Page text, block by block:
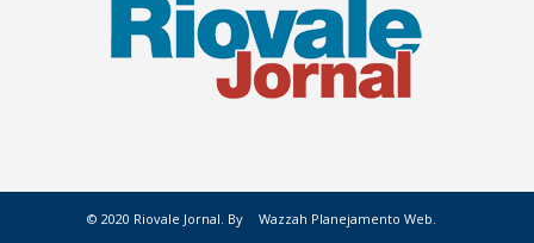
© 2020 Riovale Jornal. By Wazzah Planejamento Web.